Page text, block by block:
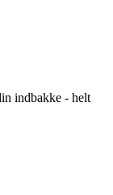
indbakke - helt